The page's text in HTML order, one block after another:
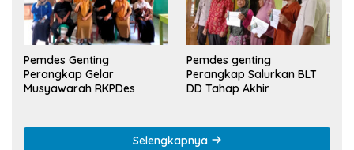
Pemdes Genting
Perangkap Gelar
Musyawarah RKPDes
Pemdes genting
Perangkap Salurkan BLT
DD Tahap Akhir
Selengkapnya